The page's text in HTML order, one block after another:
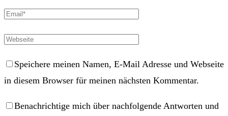
Speichere meinen Namen, E-Mail Adresse und Webseite
in diesem Browser für meinen nächsten Kommentar.
Benachrichtige mich über nachfolgende Antworten und